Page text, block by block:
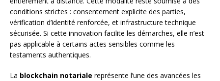
conditions strictes : consentement explicite des parties,
vérification d’identité renforcée, et infrastructure technique
sécurisée. Si cette innovation facilite les démarches, elle n’est
pas applicable à certains actes sensibles comme les
testaments authentiques.
La blockchain notariale représente l’une des avancées les